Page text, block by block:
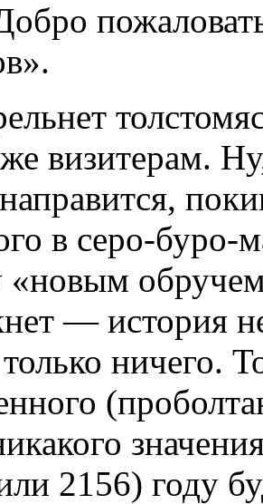
визитерам.
в серо-буро-
«новым
— история
ничего.
2156) году